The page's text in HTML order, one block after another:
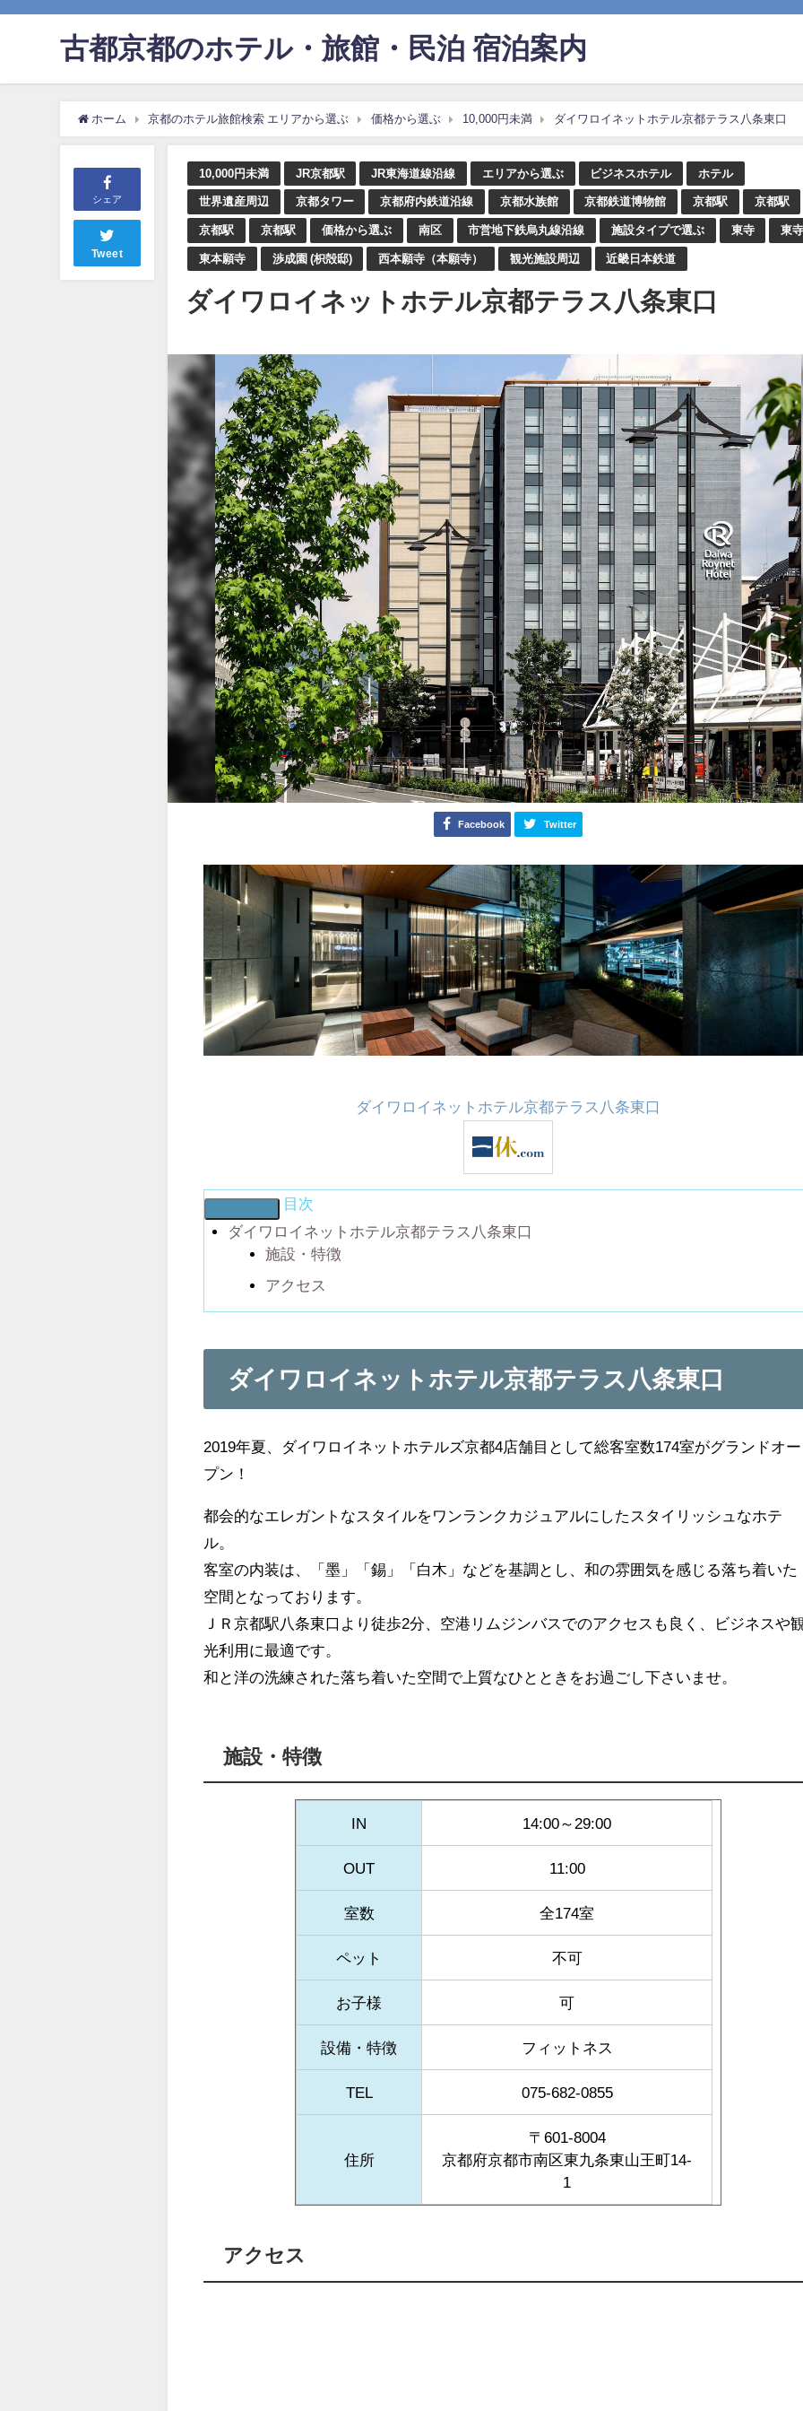
古都京都のホテル・旅館・民泊 宿泊案内
ホーム 京都のホテル旅館検索 エリアから選ぶ 価格から選ぶ 10,000円未満 ダイワロイネットホテル京都テラス八条東口
シェア
Tweet
10,000円未満 JR京都駅 JR東海道線沿線 エリアから選ぶ ビジネスホテル ホテル
世界遺産周辺 京都タワー 京都府内鉄道沿線 京都水族館 京都鉄道博物館 京都駅 京都駅
京都駅 京都駅 価格から選ぶ 南区 市営地下鉄烏丸線沿線 施設タイプで選ぶ 東寺 東
東本願寺 渉成園 (枳殻邸) 西本願寺（本願寺） 観光施設周辺 近畿日本鉄道
ダイワロイネットホテル京都テラス八条東口
Facebook Twitter
ダイワロイネットホテル京都テラス八条東口
目次
ダイワロイネットホテル京都テラス八条東口
施設・特徴
アクセス
ダイワロイネットホテル京都テラス八条東口
2019年夏、ダイワロイネットホテルズ京都4店舗目として総客室数174室がグランドオー
プン！
都会的なエレガントなスタイルをワンランクカジュアルにしたスタイリッシュなホテ
ル。
客室の内装は、「墨」「錫」「白木」などを基調とし、和の雰囲気を感じる落ち着いた
空間となっております。
ＪＲ京都駅八条東口より徒歩2分、空港リムジンバスでのアクセスも良く、ビジネスや
光利用に最適です。
和と洋の洗練された落ち着いた空間で上質なひとときをお過ごし下さいませ。
施設・特徴
IN 14:00～29:00
OUT 11:00
室数 全174室
ペット 不可
お子様 可
設備・特徴 フィットネス
TEL 075-682-0855
住所
〒601-8004
京都府京都市南区東九条東山王町14-
1
アクセス